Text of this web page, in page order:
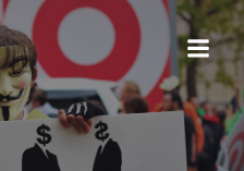
Перейти
до
вмісту